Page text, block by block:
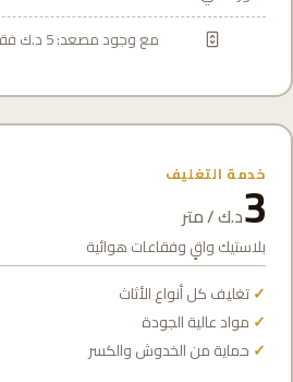
مع وجود مصعد: 5 د.ك فقط لكل طابق بدلاً من 10 د.ك
خدمة التغليف
3د.ك / متر
بلاستيك واقٍ وفقاعات هوائية
تغليف كل أنواع الأثاث
مواد عالية الجودة
حماية من الخدوش والكسر